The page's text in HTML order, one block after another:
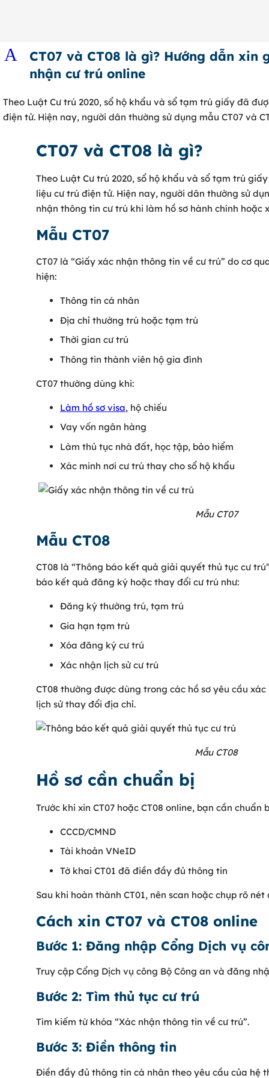
A
CT07 và CT08 là gì? Hướng dẫn xin
nhận cư trú online
Theo Luật Cư trú 2020, sổ hộ khẩu và sổ tạm trú giấy đã
điện tử. Hiện nay, người dân thường sử dụng mẫu CT07 và
CT07 và CT08 là gì?
Theo Luật Cư trú 2020, sổ hộ khẩu và sổ tạm trú
liệu cư trú điện tử. Hiện nay, người dân thường sử
nhận thông tin cư trú khi làm hồ sơ hành chính hoặc
Mẫu CT07
CT07 là “Giấy xác nhận thông tin về cư trú” do cơ
hiện:
Thông tin cá nhân
Địa chỉ thường trú hoặc tạm trú
Thời gian cư trú
Thông tin thành viên hộ gia đình
CT07 thường dùng khi:
Làm hồ sơ visa, hộ chiếu
Vay vốn ngân hàng
Làm thủ tục nhà đất, học tập, bảo hiểm
Xác minh nơi cư trú thay cho sổ hộ khẩu
Mẫu CT07
Mẫu CT08
CT08 là “Thông báo kết quả giải quyết thủ tục cư
báo kết quả đăng ký hoặc thay đổi cư trú như:
Đăng ký thường trú, tạm trú
Gia hạn tạm trú
Xóa đăng ký cư trú
Xác nhận lịch sử cư trú
CT08 thường được dùng trong các hồ sơ yêu cầu
lịch sử thay đổi địa chỉ.
Mẫu CT08
Hồ sơ cần chuẩn bị
Trước khi xin CT07 hoặc CT08 online, bạn cần chuẩn
CCCD/CMND
Tài khoản VNeID
Tờ khai CT01 đã điền đầy đủ thông tin
Sau khi hoàn thành CT01, nên scan hoặc chụp rõ
Cách xin CT07 và CT08 online
Bước 1: Đăng nhập Cổng Dịch vụ
Truy cập Cổng Dịch vụ công Bộ Công an và đăng
Bước 2: Tìm thủ tục cư trú
Tìm kiếm từ khóa “Xác nhận thông tin về cư trú”.
Bước 3: Điền thông tin
Điền đầy đủ thông tin cá nhân theo yêu cầu của hệ